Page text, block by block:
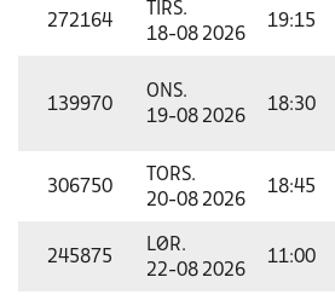
272164
TIRS.
18-08 2026
19:15
139970
ONS.
19-08 2026
18:30
306750
TORS.
20-08 2026
18:45
245875
LØR.
22-08 2026
11:00